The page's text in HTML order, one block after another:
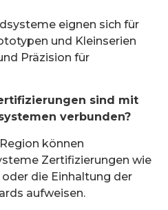
eignen sich für
und Kleinserien
Präzision für
sind mit
verbunden?
können
Zertifizierungen wie
die Einhaltung der
aufweisen.